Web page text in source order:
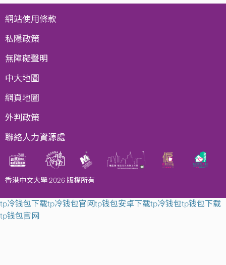
網站使用條款
私隱政策
無障礙聲明
中大地圖
網頁地圖
外判政策
聯絡人力資源處
香港中文大學 2026 版權所有
tp冷钱包下载tp冷钱包官网tp钱包安卓下载tp冷钱包tp钱包下载
tp钱包官网